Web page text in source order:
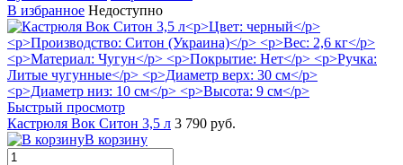
В избранное Недоступно
Быстрый просмотр
Кастрюля Вок Ситон 3,5 л 3 790 руб.
В корзину